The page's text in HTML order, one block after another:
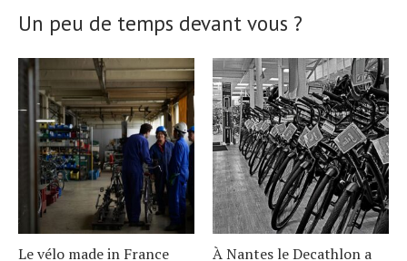
Un peu de temps devant vous ?
Le vélo made in France
À Nantes le Decathlon a